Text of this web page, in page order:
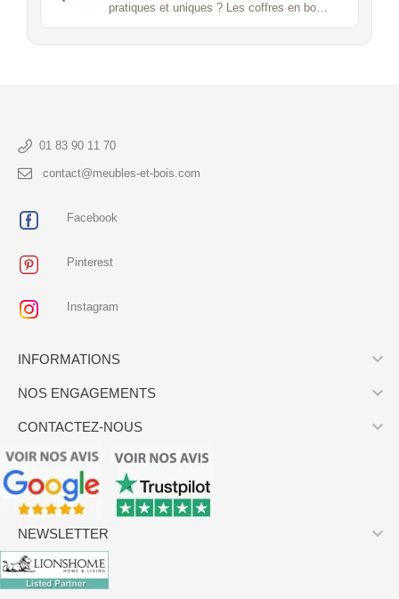
pratiques et uniques ? Les coffres en bo…
01 83 90 11 70
contact@meubles-et-bois.com
Facebook
Pinterest
Instagram
INFORMATIONS 
NOS ENGAGEMENTS 
CONTACTEZ-NOUS 
NEWSLETTER 